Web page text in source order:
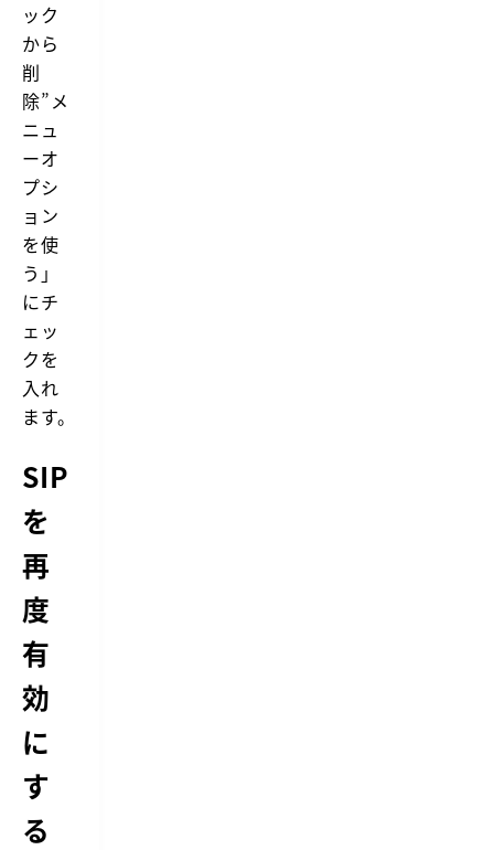
ック
から
削
除”メ
ニュ
ーオ
プシ
ョン
を使
う」
にチ
ェッ
クを
入れ
ます。
SIP
を
再
度
有
効
に
す
る